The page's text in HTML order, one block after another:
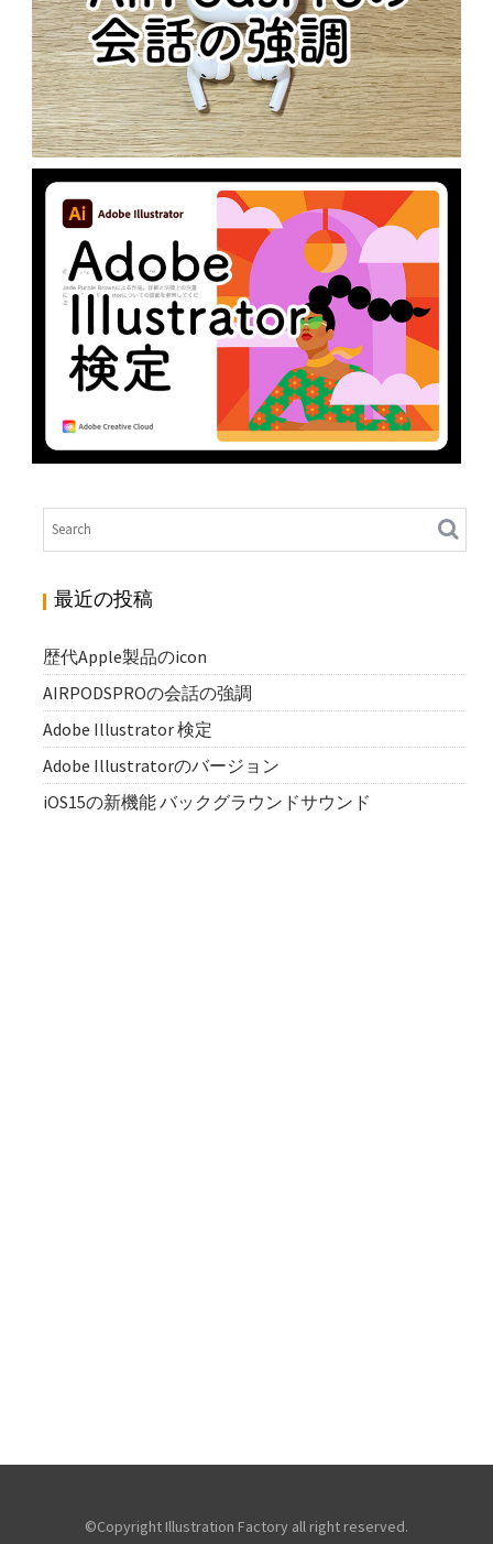
AIRPODSPROの会話の強調
N 未分類
ADOBE ILLUSTRATOR 検定
N
最近の投稿
歴代Apple製品のicon
AIRPODSPROの会話の強調
Adobe Illustrator 検定
Adobe Illustratorのバージョン
iOS15の新機能 バックグラウンドサウンド
©Copyright Illustration Factory all right reserved.